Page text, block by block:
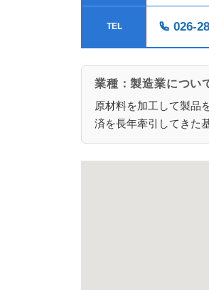
TEL 026-
業種：製造業につい
原材料を加工して製品
済を長年牽引してきた